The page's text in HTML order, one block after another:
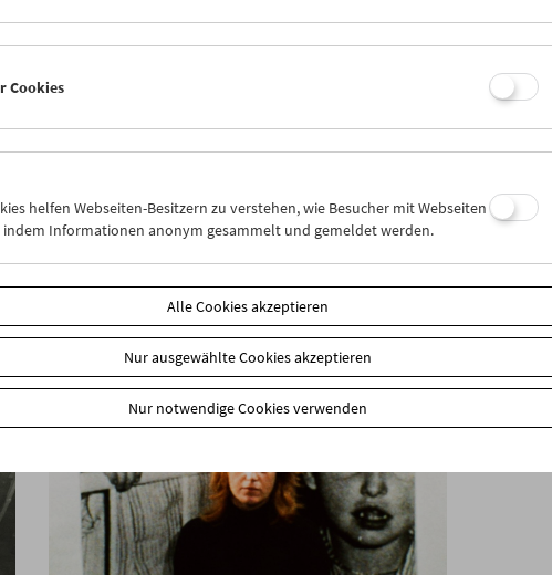
40
Cookies
helfen Webseiten-Besitzern zu verstehen, wie Besucher mit Webseiten
indem Informationen anonym gesammelt und gemeldet werden.
Alle Cookies akzeptieren
Nur ausgewählte Cookies akzeptieren
Nur notwendige Cookies verwenden